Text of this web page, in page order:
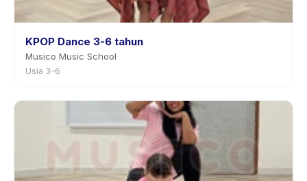
KPOP Dance 3-6 tahun
Musico Music School
Usia 3–6